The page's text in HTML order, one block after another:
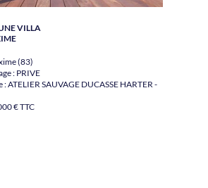
VILLA
(83)
: PRIVE
ATELIER SAUVAGE DUCASSE HARTER -
€ TTC